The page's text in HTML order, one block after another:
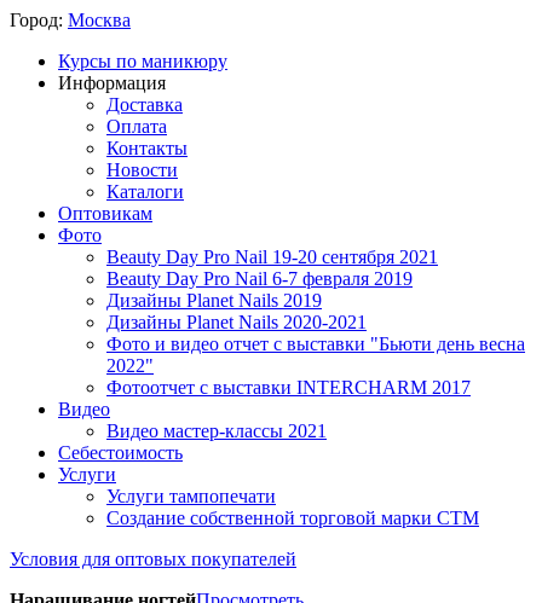
Город: Москва
Курсы по маникюру
Информация
Доставка
Оплата
Контакты
Новости
Каталоги
Оптовикам
Фото
Beauty Day Pro Nail 19-20 сентября 2021
Beauty Day Pro Nail 6-7 февраля 2019
Дизайны Planet Nails 2019
Дизайны Planet Nails 2020-2021
Фото и видео отчет с выставки "Бьюти день весна
2022"
Фотоотчет с выставки INTERCHARM 2017
Видео
Видео мастер-классы 2021
Себестоимость
Услуги
Услуги тампопечати
Создание собственной торговой марки СТМ
Условия для оптовых покупателей